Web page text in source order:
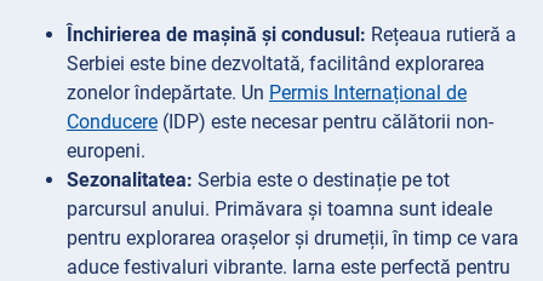
Închirierea de mașină și condusul: Rețeaua rutieră a
Serbiei este bine dezvoltată, facilitând explorarea
zonelor îndepărtate. Un Permis Internațional de
Conducere (IDP) este necesar pentru călătorii non-
europeni.
Sezonalitatea: Serbia este o destinație pe tot
parcursul anului. Primăvara și toamna sunt ideale
pentru explorarea orașelor și drumeții, în timp ce vara
aduce festivaluri vibrante. Iarna este perfectă pentru